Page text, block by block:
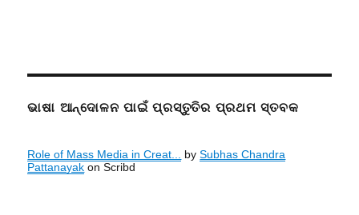
ଭାଷା ଆନ୍ଦୋଳନ ପାଇଁ ପ୍ରସ୍ତୁତିର ପ୍ରଥମ ସ୍ତବକ
Role of Mass Media in Creat... bySubhas Chandra
Pattanayak on Scribd